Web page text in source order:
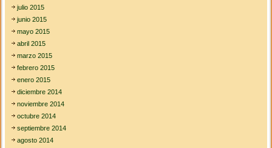
julio 2015
junio 2015
mayo 2015
abril 2015
marzo 2015
febrero 2015
enero 2015
diciembre 2014
noviembre 2014
octubre 2014
septiembre 2014
agosto 2014